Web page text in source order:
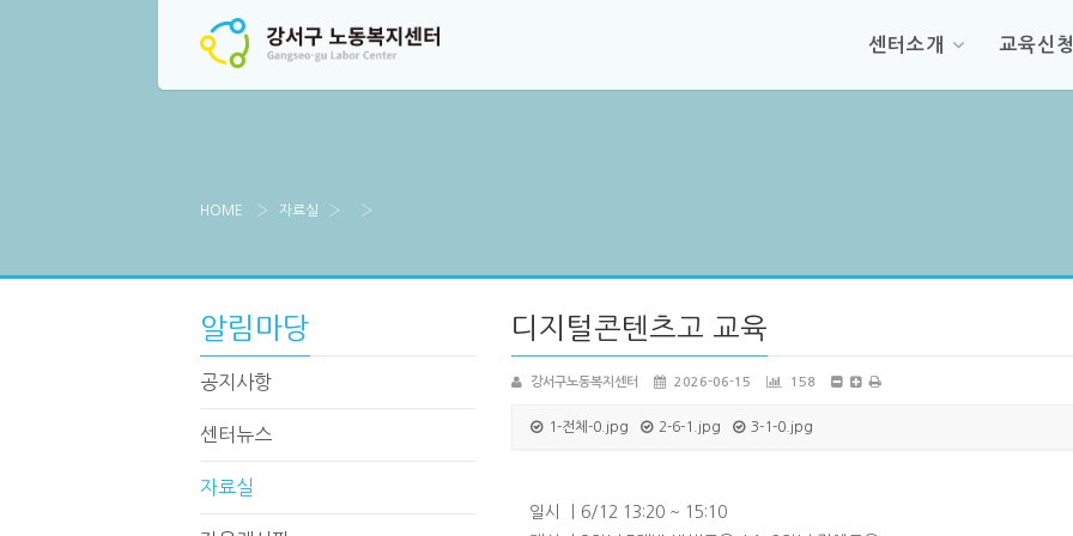
센터소개 교육신
HOME 자료실
알림마당
공지사항
센터뉴스
자료실
디지털콘텐츠고 교육
강서구노동복지센터 2026-06-15 158
1-전체-0.jpg 2-6-1.jpg 3-1-0.jpg
일시 ㅣ6/12 13:20 ~ 15:10